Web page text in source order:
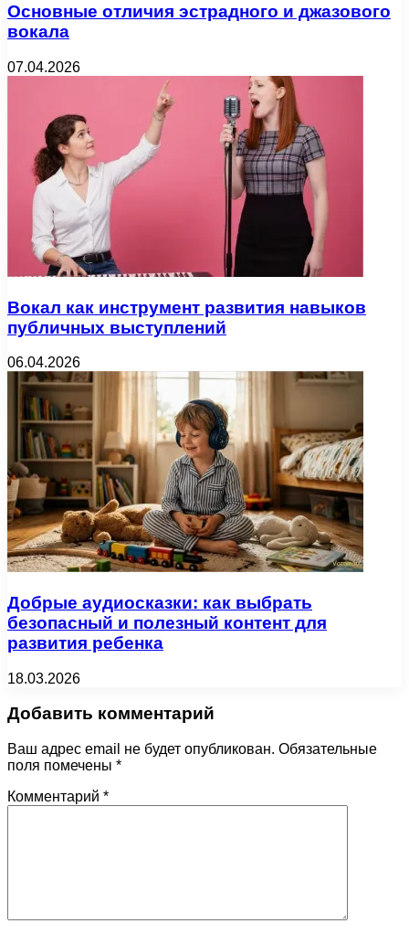
Основные отличия эстрадного и джазового
вокала
07.04.2026
Вокал как инструмент развития навыков
публичных выступлений
06.04.2026
Добрые аудиосказки: как выбрать
безопасный и полезный контент для
развития ребенка
18.03.2026
Добавить комментарий
Ваш адрес email не будет опубликован. Обязательные
поля помечены *
Комментарий *